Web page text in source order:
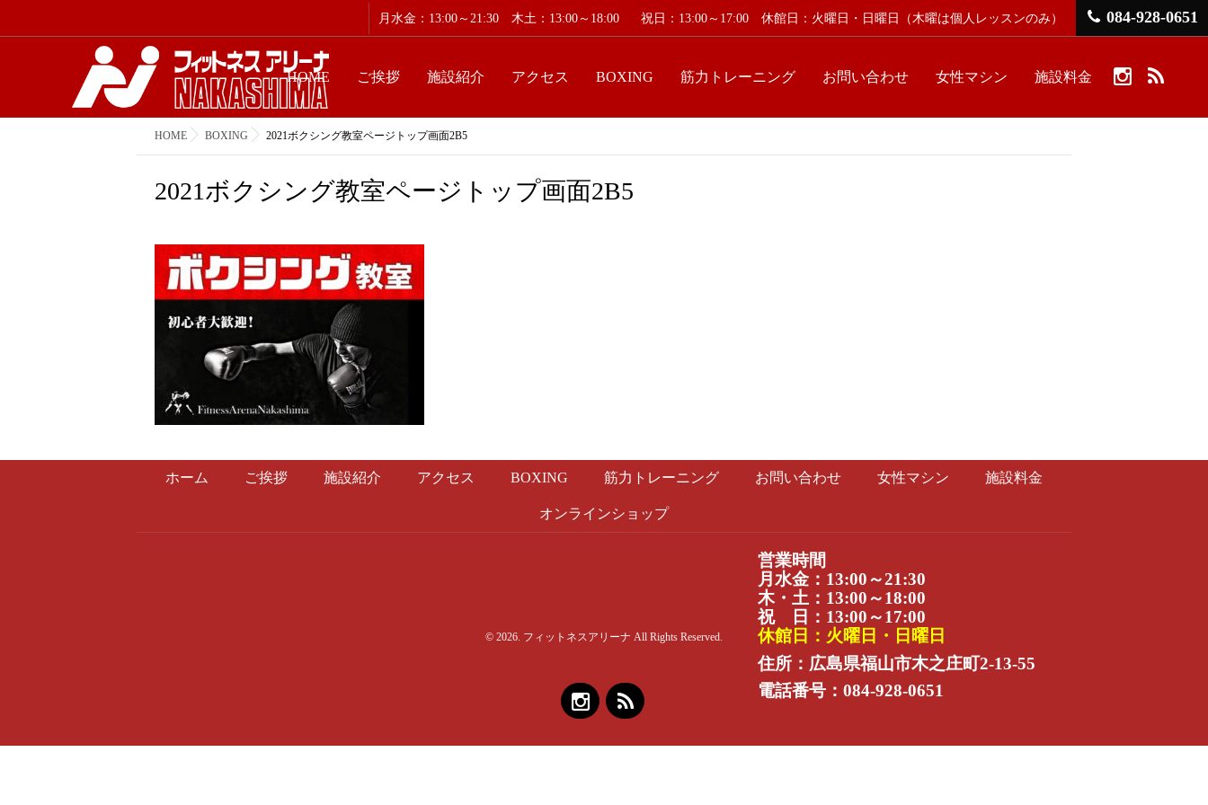
月水金：13:00～21:30 木土：13:00～18:00 祝日：13:00～17:00 休館日：火曜日・日曜日 （木曜は個人レッスンのみ） 084-928-0651
HOME ご挨拶 施設紹介 アクセス BOXING 筋力トレーニング お問い合わせ 女性マシン 施設料金
HOME BOXING 2021ボクシング教室ページトップ画面2B5
2021ボクシング教室ページトップ画面2B5
ホーム ご挨拶 施設紹介 アクセス BOXING 筋力トレーニング お問い合わせ 女性マシン 施設料金
オンラインショップ
営業時間
月水金：13:00～21:30
木・土：13:00～18:00
祝 日：13:00～17:00
休館日：火曜日・日曜日
住所：広島県福山市木之庄町2-13-55
電話番号：084-928-0651
© 2026. フィットネスアリーナ All Rights Reserved.